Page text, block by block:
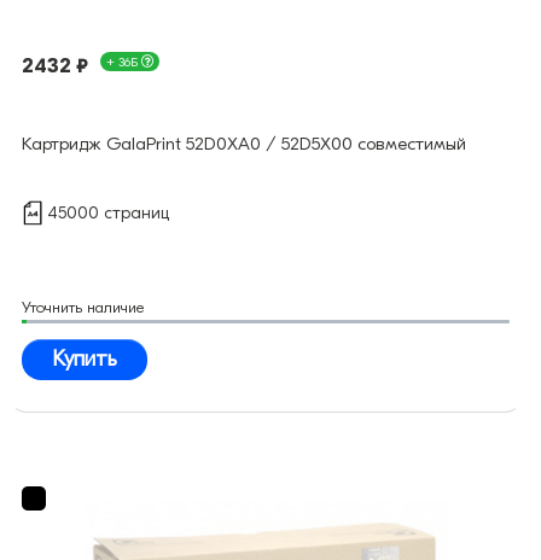
2432 ₽ + 36Б
Картридж GalaPrint 52D0XA0 / 52D5X00 совместимый
45000 страниц
Уточнить наличие
Купить